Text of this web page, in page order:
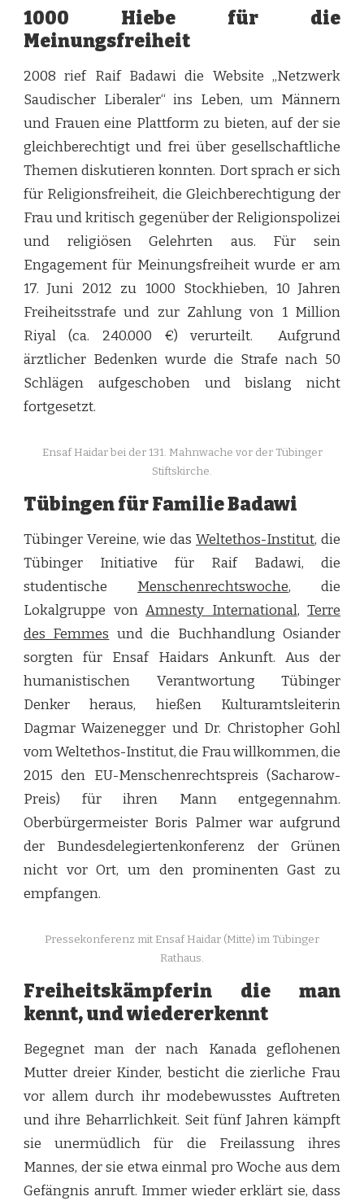
1000 Hiebe für die
Meinungsfreiheit
2008 rief Raif Badawi die Website „Netzwerk
Saudischer Liberaler“ ins Leben, um Männern
und Frauen eine Plattform zu bieten, auf der sie
gleichberechtigt und frei über gesellschaftliche
Themen diskutieren konnten. Dort sprach er sich
für Religionsfreiheit, die Gleichberechtigung der
Frau und kritisch gegenüber der Religionspolizei
und religiösen Gelehrten aus. Für sein
Engagement für Meinungsfreiheit wurde er am
17. Juni 2012 zu 1000 Stockhieben, 10 Jahren
Freiheitsstrafe und zur Zahlung von 1 Million
Riyal (ca. 240.000 €) verurteilt. Aufgrund
ärztlicher Bedenken wurde die Strafe nach 50
Schlägen aufgeschoben und bislang nicht
fortgesetzt.
Ensaf Haidar bei der 131. Mahnwache vor der Tübinger
Stiftskirche.
Tübingen für Familie Badawi
Tübinger Vereine, wie das Weltethos-Institut, die
Tübinger Initiative für Raif Badawi, die
studentische Menschenrechtswoche, die
Lokalgruppe von Amnesty International, Terre
des Femmes und die Buchhandlung Osiander
sorgten für Ensaf Haidars Ankunft. Aus der
humanistischen Verantwortung Tübinger
Denker heraus, hießen Kulturamtsleiterin
Dagmar Waizenegger und Dr. Christopher Gohl
vom Weltethos-Institut, die Frau willkommen, die
2015 den EU-Menschenrechtspreis (Sacharow-
Preis) für ihren Mann entgegennahm.
Oberbürgermeister Boris Palmer war aufgrund
der Bundesdelegiertenkonferenz der Grünen
nicht vor Ort, um den prominenten Gast zu
empfangen.
Pressekonferenz mit Ensaf Haidar (Mitte) im Tübinger
Rathaus.
Freiheitskämpferin die man
kennt, und wiedererkennt
Begegnet man der nach Kanada geflohenen
Mutter dreier Kinder, besticht die zierliche Frau
vor allem durch ihr modebewusstes Auftreten
und ihre Beharrlichkeit. Seit fünf Jahren kämpft
sie unermüdlich für die Freilassung ihres
Mannes, der sie etwa einmal pro Woche aus dem
Gefängnis anruft. Immer wieder erklärt sie, dass